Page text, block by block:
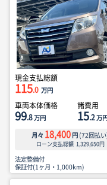
現金支払総額
115.0 万円
車両本体価格
99.8万円
諸費用
15.2万
月々 18,400 円 (72回払
ローン支払総額 1,329,650円
法定整備付
保証付(1ヶ月・1,000km)